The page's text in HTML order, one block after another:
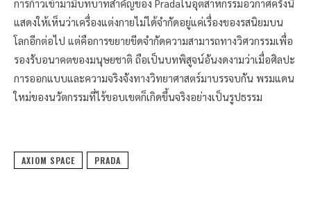
การก้าวเข้ามามีบทบาทสำคัญของ Pradaในอุตสาหกรรมอวกาศครั้งนี้
แสดงให้เห็นว่าเครื่องแต่งกายไม่ได้จำกัดอยู่แค่เรื่องของรสนิยมบน
โลกอีกต่อไป แต่คือการขยายขีดจำกัดความสามารถทางวิศวกรรมเพื่อ
รองรับอนาคตของมนุษยชาติ ถือเป็นบทพิสูจน์อันงดงามว่าเมื่อศิลปะ
การออกแบบและความจริงจังทางวิทยาศาสตร์มาบรรจบกัน พรมแดน
ใหม่ของนวัตกรรมที่ไร้ขอบเขตก็เกิดขึ้นจริงอย่างเป็นรูปธรรม
AXIOM SPACE PRADA